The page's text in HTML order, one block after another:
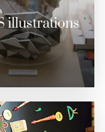
illustrations